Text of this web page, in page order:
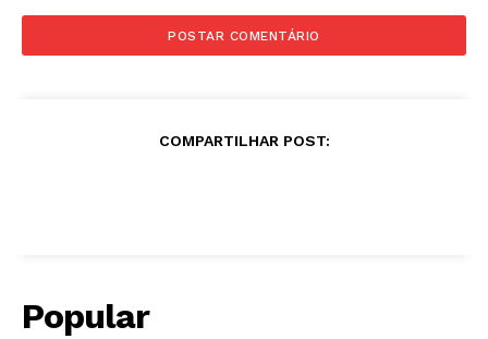
COMPARTILHAR POST:
Popular